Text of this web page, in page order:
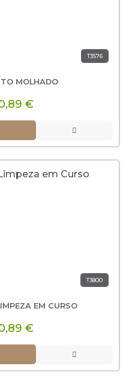
T3576
MOLHADO
€
T3800
EM CURSO
€